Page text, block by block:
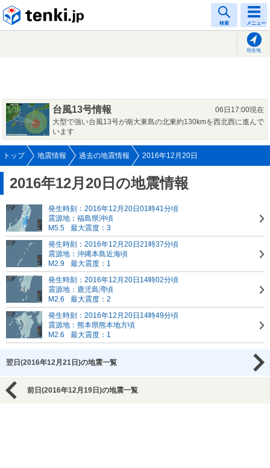
検索 メニュー
現在地
台風13号情報
06日17:00現在
大型で強い台風13号が南大東島の北東約130kmを西北西に進んで
います
トップ 地震情報 過去の地震情報 2016年12月20日
2016年12月20日の地震情報
発生時刻：2016年12月20日01時41分頃
震源地：福島県沖頃
M5.5
最大震度：3
発生時刻：2016年12月20日21時37分頃
震源地：沖縄本島近海頃
M2.9
最大震度：1
発生時刻：2016年12月20日14時02分頃
震源地：鹿児島湾頃
M2.6
最大震度：2
発生時刻：2016年12月20日14時49分頃
震源地：熊本県熊本地方頃
M2.6
最大震度：1
翌日(2016年12月21日)の地震一覧
前日(2016年12月19日)の地震一覧